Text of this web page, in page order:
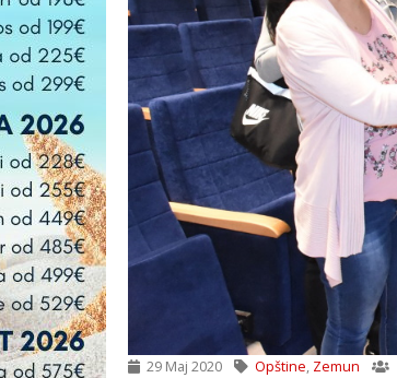
29 Maj 2020 Opštine, Zemun